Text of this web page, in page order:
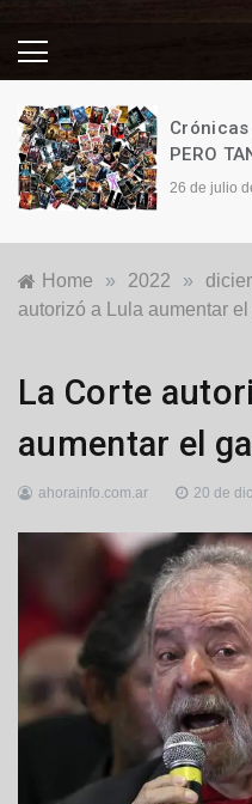
Crónicas
PERO
26 de julio
Home » 2022 »
autorizó a Lula aumentar el
Internacionales
La Corte
aumentar el
ahorainfo.com.ar 20 de